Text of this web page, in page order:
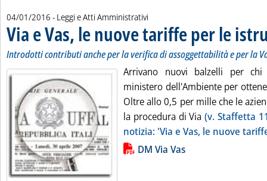
04/01/2016 - Leggi e Atti Amministrativi
Via e Vas, le nuove tariffe per le
Introdotti contributi anche per la verifica di assoggettabilità e per la
Arrivano nuovi balzelli per
ministero dell'Ambiente per
Oltre allo 0,5 per mille che le
la procedura di Via (v. Staffetta
notizia: 'Via e Vas, le nuove
Lista allegati PDF alla notizia
DM Via Vas